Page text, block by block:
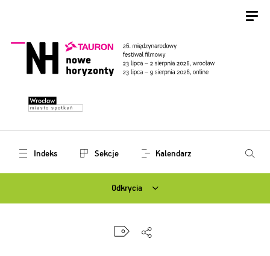
Indeks Sekcje Kalendarz
Odkrycia